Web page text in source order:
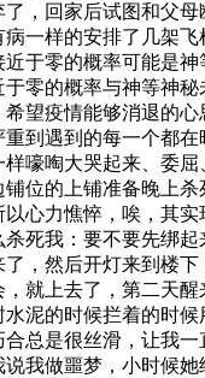
，回家后试图和父
一样的安排了几架飞
于零的概率可能是神
零的概率与神等神
望疫情能够消退的
到遇到的每一个都
嚎啕大哭起来、委
位的上铺准备晚上
心力憔悴，唉，其
死我：要不要先绑
，然后开灯来到楼
就上去了，第二天
泥的时候拦着的时
总是很丝滑，让我
我做噩梦，小时候